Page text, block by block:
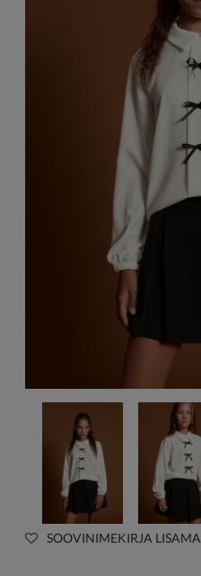
SOOVINIMEKIRJA LISAMA